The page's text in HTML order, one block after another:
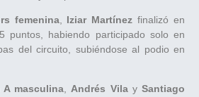
femenina, Iziar Martínez finalizó en
puntos, habiendo participado solo en
del circuito, subiéndose al podio en
A masculina,Andrés VilaySantiago